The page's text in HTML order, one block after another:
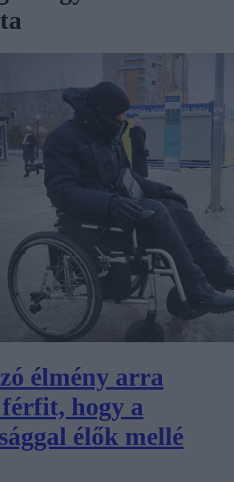
élmény arra
hogy a
élők mellé